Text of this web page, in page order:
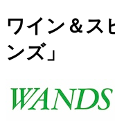
ワイン＆ス
ンズ」